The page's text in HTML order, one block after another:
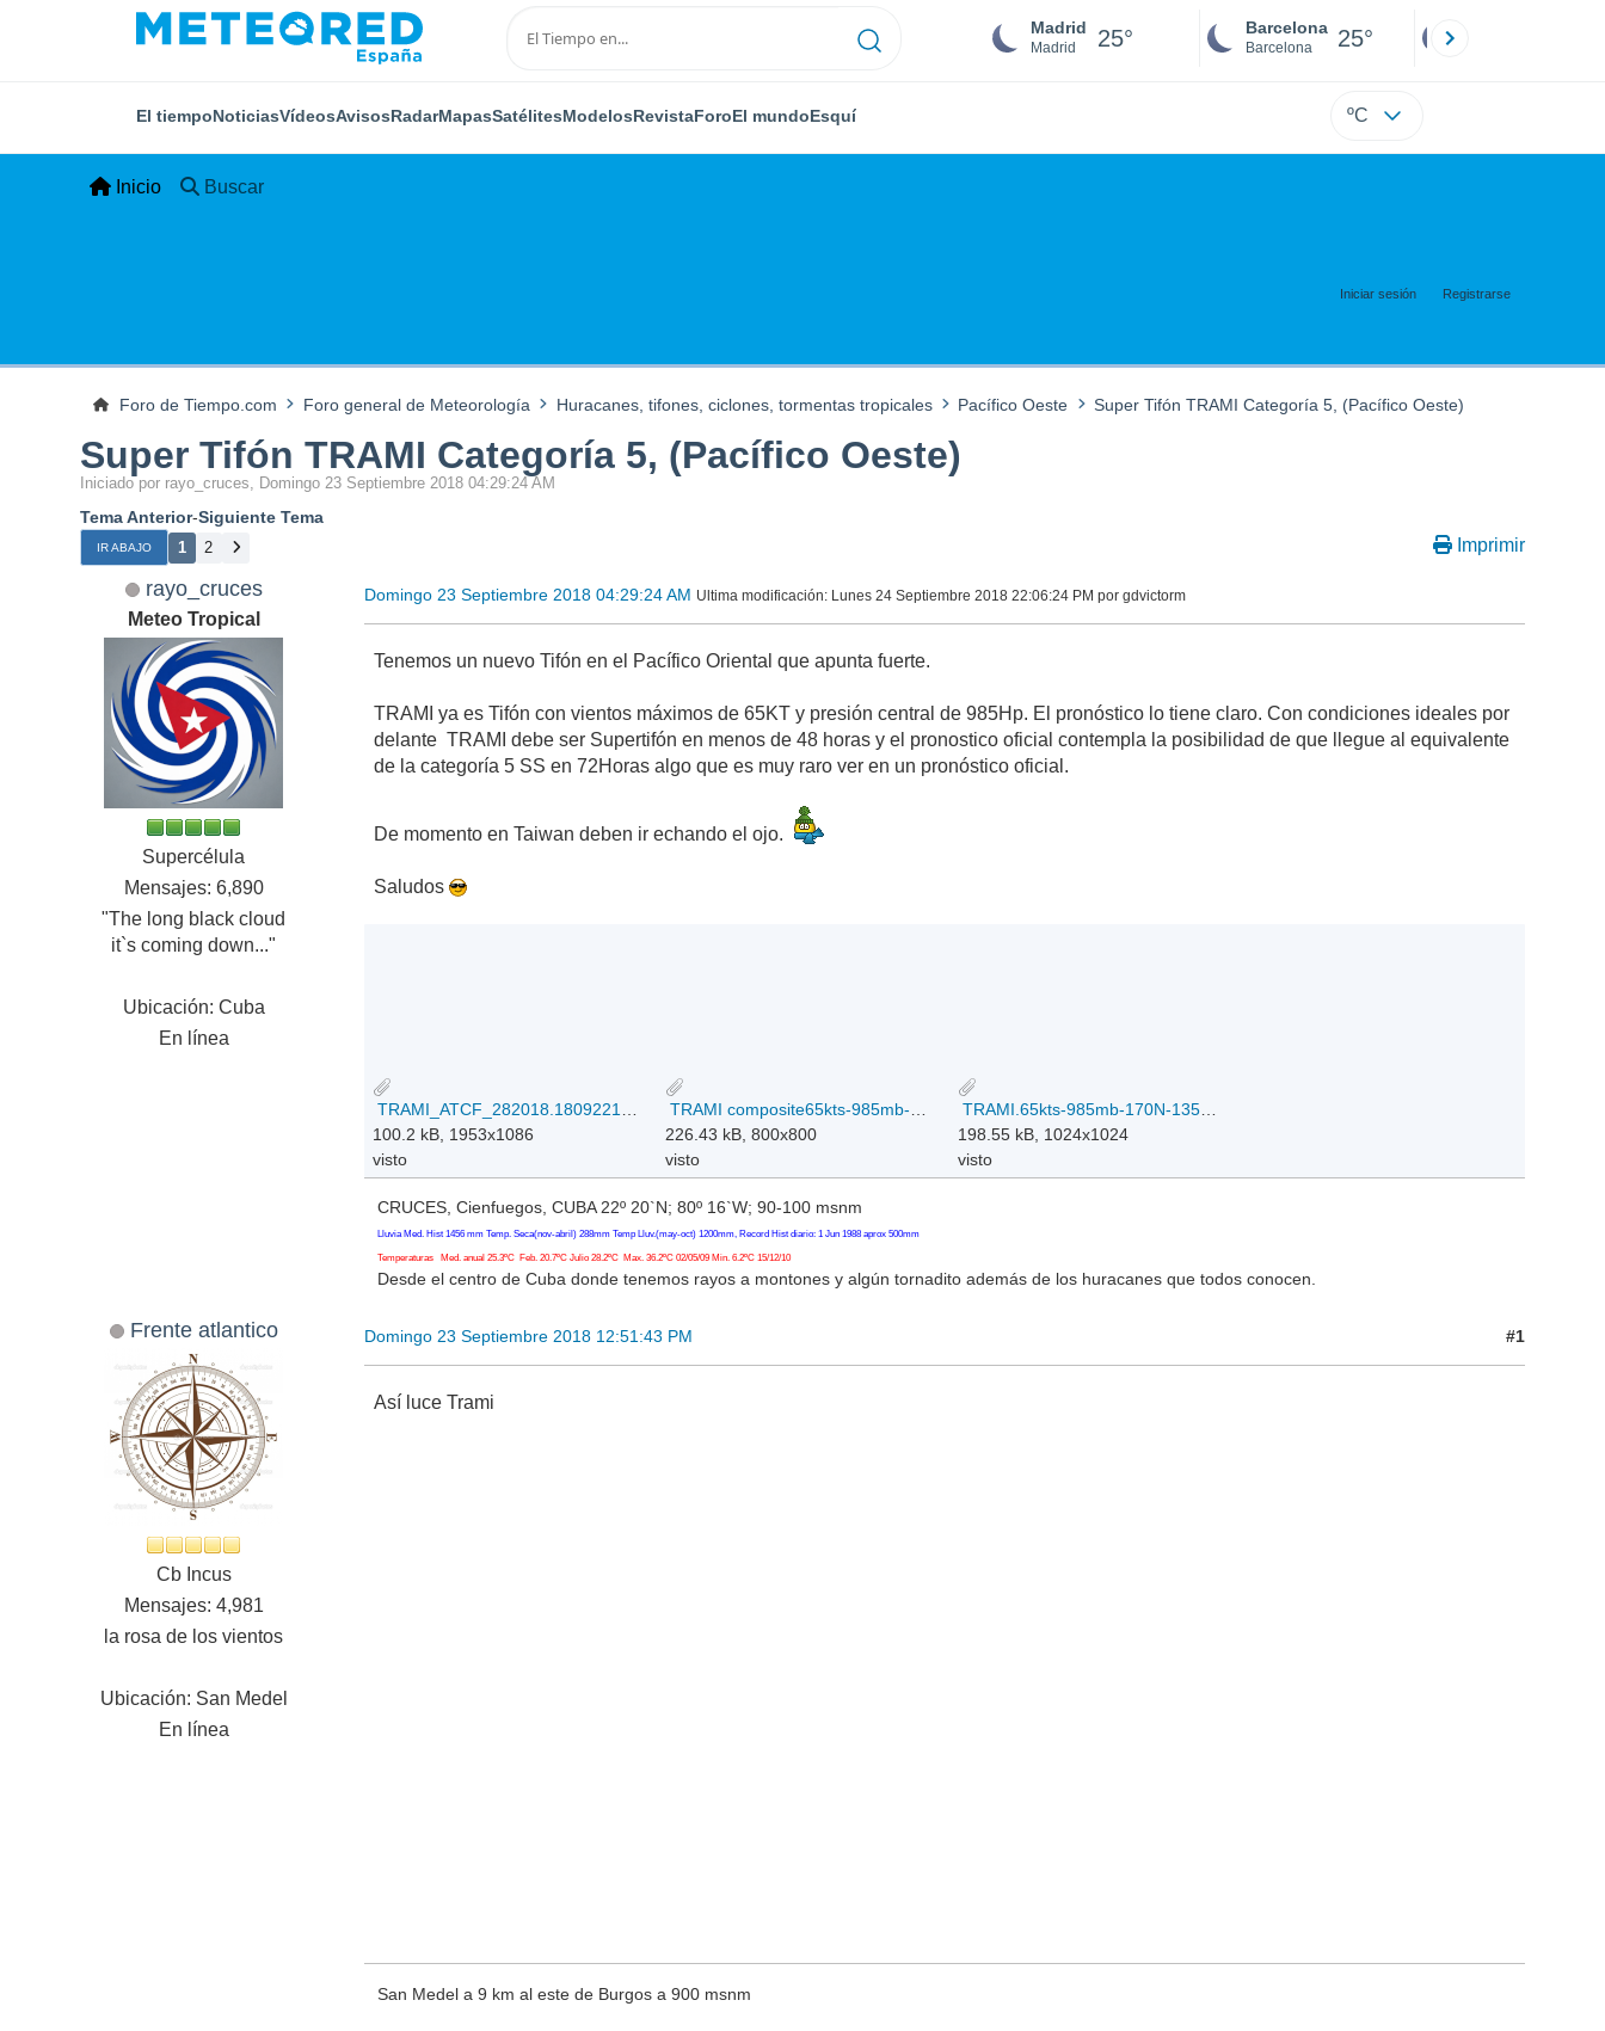
Madrid
Madrid 25° Barcelona
Barcelona 25°
El tiempoNoticiasVídeosAvisosRadarMapasSatélitesModelosRevistaForoEl mundoEsquí ºC
Inicio Buscar
Iniciar sesión Registrarse
Foro de Tiempo.com Foro general de Meteorología Huracanes, tifones, ciclones, tormentas tropicales Pacífico Oeste Super Tifón TRAMI Categoría 5, (Pacífico Oeste)
Super Tifón TRAMI Categoría 5, (Pacífico Oeste)
Iniciado por rayo_cruces, Domingo 23 Septiembre 2018 04:29:24 AM
Tema Anterior-Siguiente Tema
IR ABAJO 1 2 Imprimir
rayo_cruces
Meteo Tropical
Supercélula
Mensajes: 6,890
"The long black cloud
it`s coming down..."
Ubicación: Cuba
En línea
Domingo 23 Septiembre 2018 04:29:24 AM Ultima modificación: Lunes 24 Septiembre 2018 22:06:24 PM por gdvictorm
Tenemos un nuevo Tifón en el Pacífico Oriental que apunta fuerte.
TRAMI ya es Tifón con vientos máximos de 65KT y presión central de 985Hp. El pronóstico lo tiene claro. Con condiciones ideales por
delante TRAMI debe ser Supertifón en menos de 48 horas y el pronostico oficial contempla la posibilidad de que llegue al equivalente
de la categoría 5 SS en 72Horas algo que es muy raro ver en un pronóstico oficial.
De momento en Taiwan deben ir echando el ojo.
Saludos
100.2 kB, 1953x1086
visto
226.43 kB, 800x800
visto
TRAMI.65kts-985mb-170N-1359E.096pc22z_22-09-2018.jpg
198.55 kB, 1024x1024
visto
CRUCES, Cienfuegos, CUBA 22º 20`N; 80º 16`W; 90-100 msnm
Lluvia Med. Hist 1456 mm Temp. Seca(nov-abril) 288mm Temp Lluv.(may-oct) 1200mm, Record Hist diario: 1 Jun 1988 aprox 500mm
Temperaturas Med. anual 25.3ºC Feb. 20.7ºC Julio 28.2ºC Max. 36.2ºC 02/05/09 Min. 6.2ºC 15/12/10
Desde el centro de Cuba donde tenemos rayos a montones y algún tornadito además de los huracanes que todos conocen.
Frente atlantico
Cb Incus
Mensajes: 4,981
la rosa de los vientos
Ubicación: San Medel
En línea
Domingo 23 Septiembre 2018 12:51:43 PM #1
Así luce Trami
San Medel a 9 km al este de Burgos a 900 msnm